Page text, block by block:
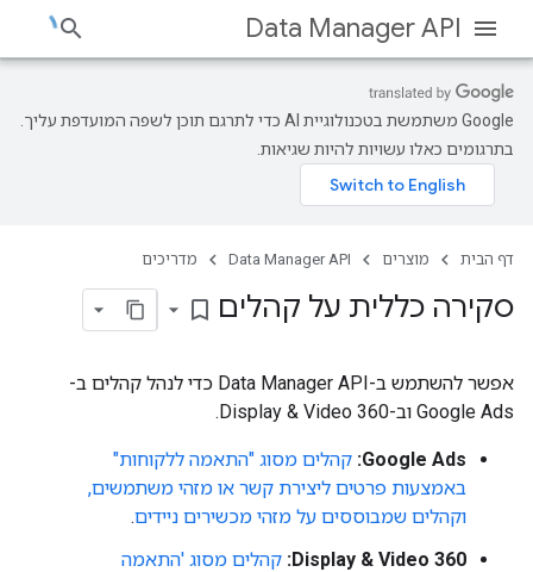
Data Manager API
‫Google משתמשת בטכנולוגיית AI כדי לתרגם תוכן לשפה המועדפת עליך.
בתרגומים כאלו עשויות להיות שגיאות.
דף הבית מוצרים Data Manager API מדריכים
סקירה כללית על קהלים bookmark_border
אפשר להשתמש ב-Data Manager API כדי לנהל קהלים ב-
Google Ads וב-Display & Video 360.
Google Ads: קהלים מסוג "התאמה ללקוחות"
באמצעות פרטים ליצירת קשר או מזהי משתמשים,
וקהלים שמבוססים על מזהי מכשירים ניידים.
Display & Video 360: קהלים מסוג 'התאמה